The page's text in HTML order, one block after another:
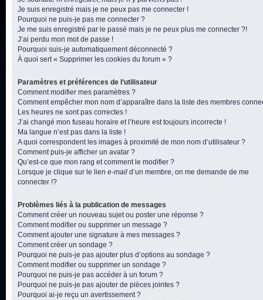
Je suis enregistré mais je ne peux pas me connecter !
Pourquoi ne puis-je pas me connecter ?
Je me suis enregistré par le passé mais je ne peux plus me connecter ?!
J’ai perdu mon mot de passe !
Pourquoi suis-je automatiquement déconnecté ?
À quoi sert « Supprimer les cookies du forum » ?
Paramètres et préférences de l’utilisateur
Comment modifier mes paramètres ?
Comment empêcher mon nom d’apparaître dans la liste des membres
Les heures ne sont pas correctes !
J’ai changé mon fuseau horaire et l’heure est toujours incorrecte !
Ma langue n’est pas dans la liste !
A quoi correspondent les images à proximité de mon nom d’utilisateur ?
Comment puis-je afficher un avatar ?
Qu’est-ce que mon rang et comment le modifier ?
Lorsque je clique sur le lien e-mail d’un membre, on me demande de me
connecter !?
Problèmes liés à la publication de messages
Comment créer un nouveau sujet ou poster une réponse ?
Comment modifier ou supprimer un message ?
Comment ajouter une signature à mes messages ?
Comment créer un sondage ?
Pourquoi ne puis-je pas ajouter plus d’options au sondage ?
Comment modifier ou supprimer un sondage ?
Pourquoi ne puis-je pas accéder à un forum ?
Pourquoi ne puis-je pas ajouter de pièces jointes ?
Pourquoi ai-je reçu un avertissement ?